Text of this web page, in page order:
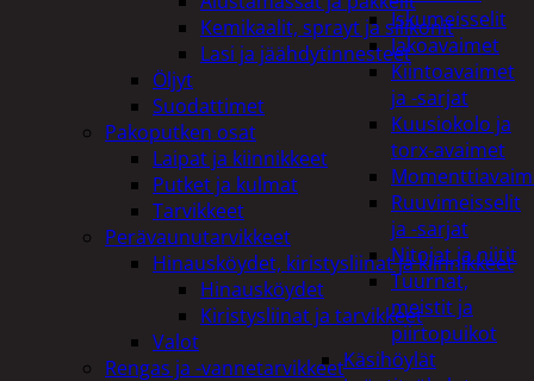
Iskumeisselit
Jakoavaimet
Kiintoavaimet
ja -sarjat
Kuusiokolo ja
torx-avaimet
Ruuvimeisselit
ja -sarjat
Nitojat ja niitit
Tuurnat,
meistit ja
piirtopuikot
Käsihöylät
Kemikaalit, sprayt ja silikonit
Lasi ja jäähdytinnesteet
Öljyt
Suodattimet
Pakoputken osat
Laipat ja kiinnikkeet
Putket ja kulmat
Tarvikkeet
Perävaunutarvikkeet
Hinausköydet, kiristysliinat ja kiinnikkeet
Hinausköydet
Kiristysliinat ja tarvikkeet
Valot
Rengas ja -vannetarvikkeet